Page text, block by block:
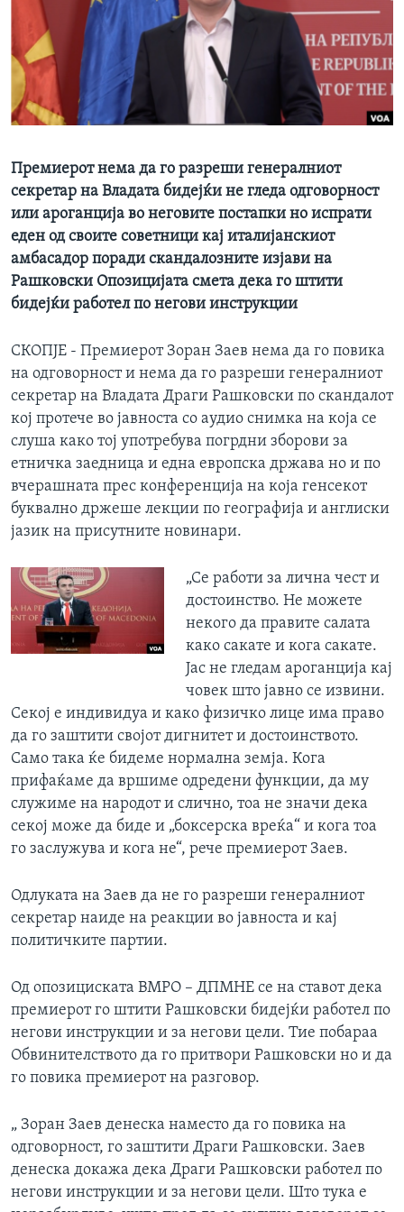
ИНТЕРВЈУА
Јазици
Премиерот нема да го разреши генералниот
секретар на Владата бидејќи не гледа одговорност
или ароганција во неговите постапки но испрати
еден од своите советници кај италијанскиот
амбасадор поради скандалозните изјави на
Рашковски Опозицијата смета дека го штити
бидејќи работел по негови инструкции
СКОПЈЕ - Премиерот Зоран Заев нема да го повика
на одговорност и нема да го разреши генералниот
секретар на Владата Драги Рашковски по скандалот
кој протече во јавноста со аудио снимка на која се
слуша како тој употребува погрдни зборови за
етничка заедница и една европска држава но и по
вчерашната прес конференција на која генсекот
буквално држеше лекции по географија и англиски
јазик на присутните новинари.
„Се работи за лична чест и
достоинство. Не можете
некого да правите салата
како сакате и кога сакате.
Јас не гледам ароганција кај
човек што јавно се извини.
Секој е индивидуа и како физичко лице има право
да го заштити својот дигнитет и достоинството.
Само така ќе бидеме нормална земја. Кога
прифаќаме да вршиме одредени функции, да му
служиме на народот и слично, тоа не значи дека
секој може да биде и „боксерска вреќа“ и кога тоа
го заслужува и кога не“, рече премиерот Заев.
Одлуката на Заев да не го разреши генералниот
секретар наиде на реакции во јавноста и кај
политичките партии.
Од опозициската ВМРО – ДПМНЕ се на ставот дека
премиерот го штити Рашковски бидејќи работел по
негови инструкции и за негови цели. Тие побараа
Обвинителството да го притвори Рашковски но и да
го повика премиерот на разговор.
„ Зоран Заев денеска наместо да го повика на
одговорност, го заштити Драги Рашковски. Заев
денеска докажа дека Драги Рашковски работел по
негови инструкции и за негови цели. Што тука е